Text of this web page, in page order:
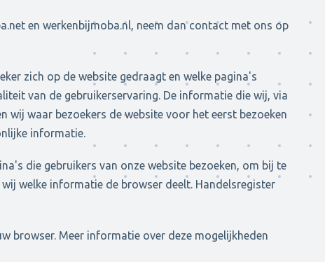
en werkenbijmoba.nl, neem dan contact met ons op
zich op de website gedraagt en welke pagina's
van de gebruikerservaring. De informatie die wij, via
wij waar bezoekers de website voor het eerst bezoeken
informatie.
die gebruikers van onze website bezoeken, om bij te
welke informatie de browser deelt. Handelsregister
browser. Meer informatie over deze mogelijkheden